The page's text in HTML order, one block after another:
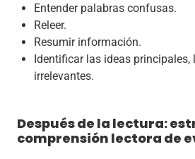
Entender palabras confusas.
Releer.
Resumir información.
Identificar las ideas principales,
irrelevantes.
Después de la lectura:
comprensión lectora de